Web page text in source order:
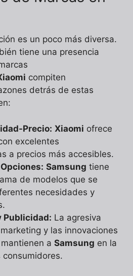
es un poco más diversa.
tiene una presencia
compiten
detrás de estas
Precio: Xiaomi ofrece
excelentes
a precios más accesibles.
Samsung tiene
de modelos que se
necesidades y
Publicidad: La agresiva
y las innovaciones
a Samsung en la